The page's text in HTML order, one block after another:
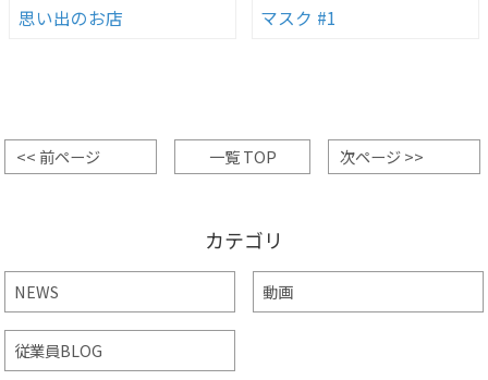
思い出のお店 マスク #1
<< 前ページ 一覧 TOP 次ページ >>
カテゴリ
NEWS 動画
従業員BLOG